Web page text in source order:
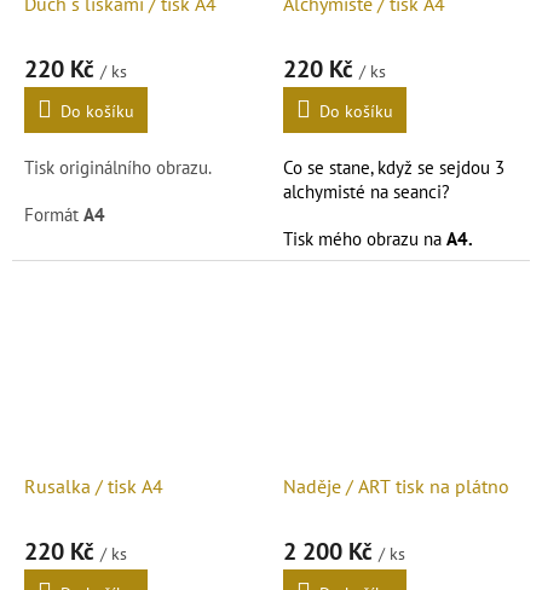
220 Kč / ks
Do košíku
Tisk originálního obrazu.
Formát A4
220 Kč / ks
Do košíku
Co se stane, když se sejdou 3
alchymisté na seanci?
Tisk mého obrazu na A4.
Rusalka / tisk A4
220 Kč / ks
Naděje / ART tisk na plátno
2 200 Kč / ks